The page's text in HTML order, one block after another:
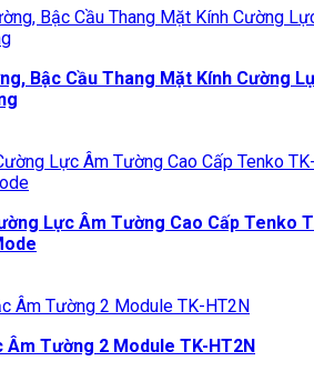
Bậc Cầu Thang Mặt Kính Cường
Lực Âm Tường Cao Cấp Tenko
Âm Tường 2 Module TK-HT2N